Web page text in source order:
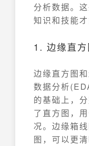
分析数据。
知识和技能才
1. 边缘直
边缘直方图
数据分析
的基础上，
了直方图，
况。边缘箱
图，可以更